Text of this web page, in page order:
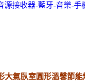
源接收器-藍牙-音樂-
大氣臥室圓形溫馨節